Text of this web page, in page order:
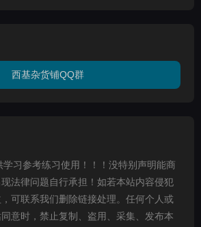
西基杂货铺QQ群
习参考练习使用！！！没特别声明能商
法律问题自行承担！如若本站内容侵犯
可联系我们删除链接处理。任何个人或
意时，禁止复制、盗用、采集、发布本